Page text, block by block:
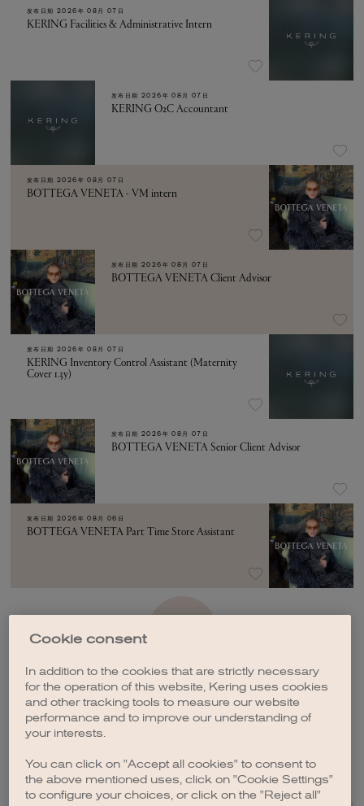
发布日期 2026年 08月 07日
KERING Facilities & Administrative Intern
发布日期 2026年 08月 07日
KERING O2C Accountant
发布日期 2026年 08月 07日
BOTTEGA VENETA - VM intern
发布日期 2026年 08月 07日
BOTTEGA VENETA Client Advisor
发布日期 2026年 08月 07日
KERING Inventory Control Assistant (Maternity
Cover 1.3y)
发布日期 2026年 08月 07日
BOTTEGA VENETA Senior Client Advisor
发布日期 2026年 08月 06日
BOTTEGA VENETA Part Time Store Assistant
Cookie consent
In addition to the cookies that are strictly necessary
for the operation of this website, Kering uses cookies
and other tracking tools to measure our website
performance and to improve our understanding of
your interests.
You can click on "Accept all cookies" to consent to
the above mentioned uses, click on "Cookie Settings"
to configure your choices, or click on the "Reject all"